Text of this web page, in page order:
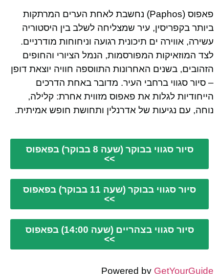
פאפוס (Paphos) נחשבת לאחת הערים המרתקות
ביותר בקפריסין, עיר שמצליחה לשלב בין היסטוריה
עשירה, אווירה ים תיכונית רגועה וניחוחות מודרניים.
לצד המוזאיקות המפורסמות, הנמל הציורי והחופים
הזהובים, בשנים האחרונות התווספה חוויה יוצאת דופן
– סיור סגווי ברחבי העיר. מדובר באחת הדרכים
הייחודיות לגלות את פאפוס מזווית אחרת: קלילה,
נוחה, עם נגיעות של אדרנלין ותחושת חופש אמיתית.
סיור סגווי בבוקר (שעה 8 בבוקר) בפאפוס
>>
סיור סגווי בבוקר (שעה 11 בבוקר) בפאפוס
>>
סיור סגווי בצהריים (שעה 14:00) בפאפוס
>>
Powered by GetYourGuide